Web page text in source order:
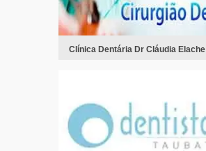
Clínica Dentária Dr Cláudia Elache